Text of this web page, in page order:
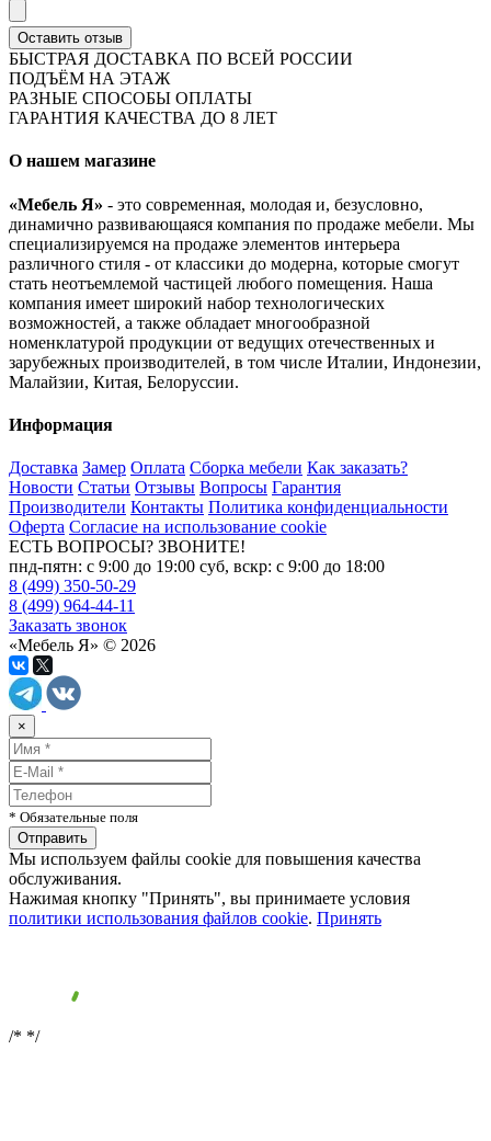
Оставить отзыв
БЫСТРАЯ ДОСТАВКА ПО ВСЕЙ РОССИИ
ПОДЪЁМ НА ЭТАЖ
РАЗНЫЕ СПОСОБЫ ОПЛАТЫ
ГАРАНТИЯ КАЧЕСТВА ДО 8 ЛЕТ
О нашем магазине
«Мебель Я» - это современная, молодая и, безусловно,
динамично развивающаяся компания по продаже мебели. Мы
специализируемся на продаже элементов интерьера
различного стиля - от классики до модерна, которые смогут
стать неотъемлемой частицей любого помещения. Наша
компания имеет широкий набор технологических
возможностей, а также обладает многообразной
номенклатурой продукции от ведущих отечественных и
зарубежных производителей, в том числе Италии, Индонезии,
Малайзии, Китая, Белоруссии.
Информация
Доставка Замер Оплата Сборка мебели Как заказать?
Новости Статьи Отзывы Вопросы Гарантия
Производители Контакты Политика конфиденциальности
Оферта Согласие на использование cookie
ЕСТЬ ВОПРОСЫ? ЗВОНИТЕ!
пнд-пятн: с 9:00 до 19:00 суб, вскр: с 9:00 до 18:00
8 (499) 350-50-29
8 (499) 964-44-11
Заказать звонок
«Мебель Я» © 2026
×
* Обязательные поля
Мы используем файлы cookie для повышения качества
обслуживания.
Нажимая кнопку "Принять", вы принимаете условия
политики использования файлов cookie. Принять
/* */